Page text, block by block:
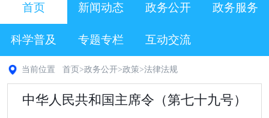
首页 新闻动态 政务公开 政务服务
科学普及 专题专栏 互动交流
当前位置 首页 >政务公开>政策>法律法规
中华人民共和国主席令（第七十九号）